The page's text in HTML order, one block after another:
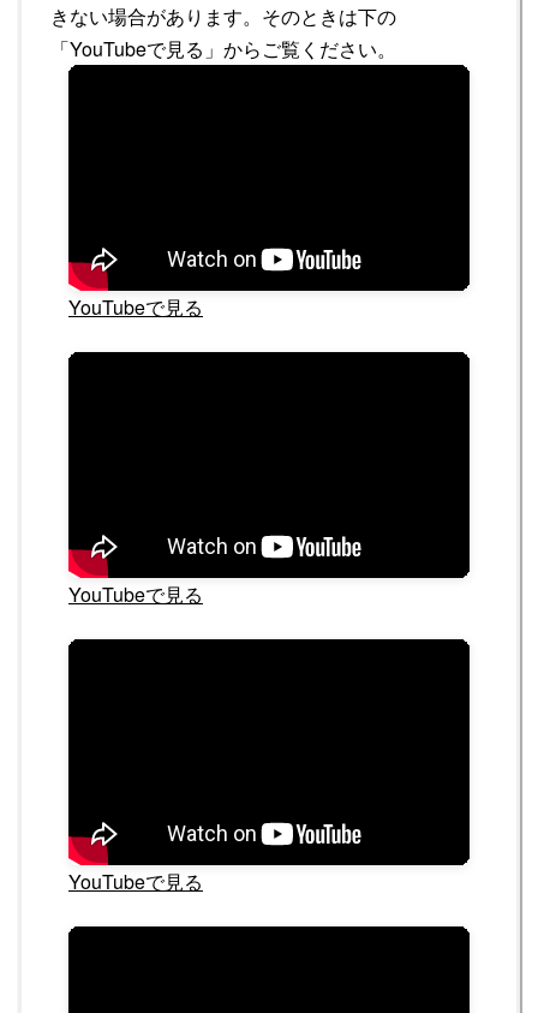
きない場合があります。そのときは下の
「YouTubeで見る」からご覧ください。
YouTubeで見る
YouTubeで見る
YouTubeで見る